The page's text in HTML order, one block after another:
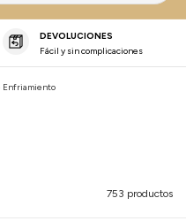
DEVOLUCIONES
Fácil y sin complicaciones
Enfriamiento
753 productos